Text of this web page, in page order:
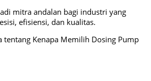
mitra andalan bagi industri yang
efisiensi, dan kualitas.
tentang Kenapa Memilih Dosing Pump